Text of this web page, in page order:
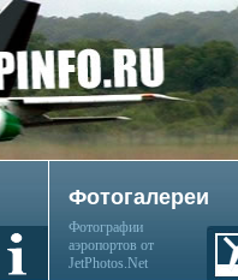
Фотогалереи
Фотографии
аэропортов от
JetPhotos.Net